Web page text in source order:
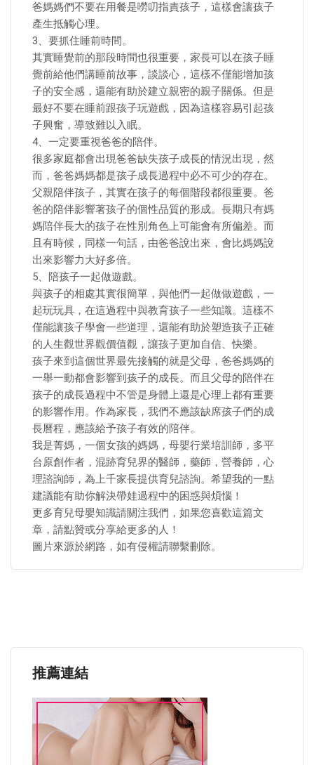
爸媽媽們不要在用餐是嘮叨指責孩子，這樣會讓孩子
產生抵觸心理。
3、要抓住睡前時間。
其實睡覺前的那段時間也很重要，家長可以在孩子睡
覺前給他們講睡前故事，談談心，這樣不僅能增加孩
子的安全感，還能有助於建立親密的親子關係。但是
最好不要在睡前跟孩子玩遊戲，因為這樣容易引起孩
子興奮，導致難以入眠。
4、一定要重視爸爸的陪伴。
很多家庭都會出現爸爸缺失孩子成長的情況出現，然
而，爸爸媽媽都是孩子成長過程中必不可少的存在。
父親陪伴孩子，其實在孩子的每個階段都很重要。爸
爸的陪伴影響著孩子的個性品質的形成。長期只有媽
媽陪伴長大的孩子在性別角色上可能會有所偏差。而
且有時候，同樣一句話，由爸爸說出來，會比媽媽說
出來影響力大好多倍。
5、陪孩子一起做遊戲。
與孩子的相處其實很簡單，與他們一起做做遊戲，一
起玩玩具，在這過程中與教育孩子一些知識。這樣不
僅能讓孩子學會一些道理，還能有助於塑造孩子正確
的人生觀世界觀價值觀，讓孩子更加自信、快樂。
孩子來到這個世界最先接觸的就是父母，爸爸媽媽的
一舉一動都會影響到孩子的成長。而且父母的陪伴在
孩子的成長過程中不管是身體上還是心理上都有重要
的影響作用。作為家長，我們不應該缺席孩子們的成
長曆程，應該給予孩子有效的陪伴。
我是菁媽，一個女孩的媽媽，母嬰行業培訓師，多平
台原創作者，混跡育兒界的醫師，藥師，營養師，心
理諮詢師，為上千家長提供育兒諮詢。希望我的一點
建議能有助你解決帶娃過程中的困惑與煩惱！
更多育兒母嬰知識請關注我們，如果您喜歡這篇文
章，請點贊或分享給更多的人！
圖片來源於網路，如有侵權請聯繫刪除。
推薦連結